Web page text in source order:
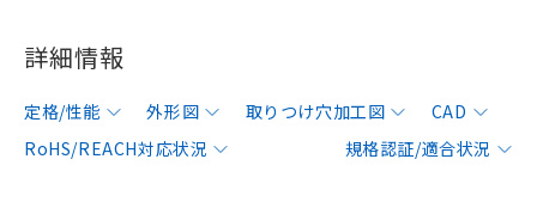
詳細情報
定格/性能 外形図 取りつけ穴加工図
CAD
RoHS/REACH対応状況
規格認証/適合状況